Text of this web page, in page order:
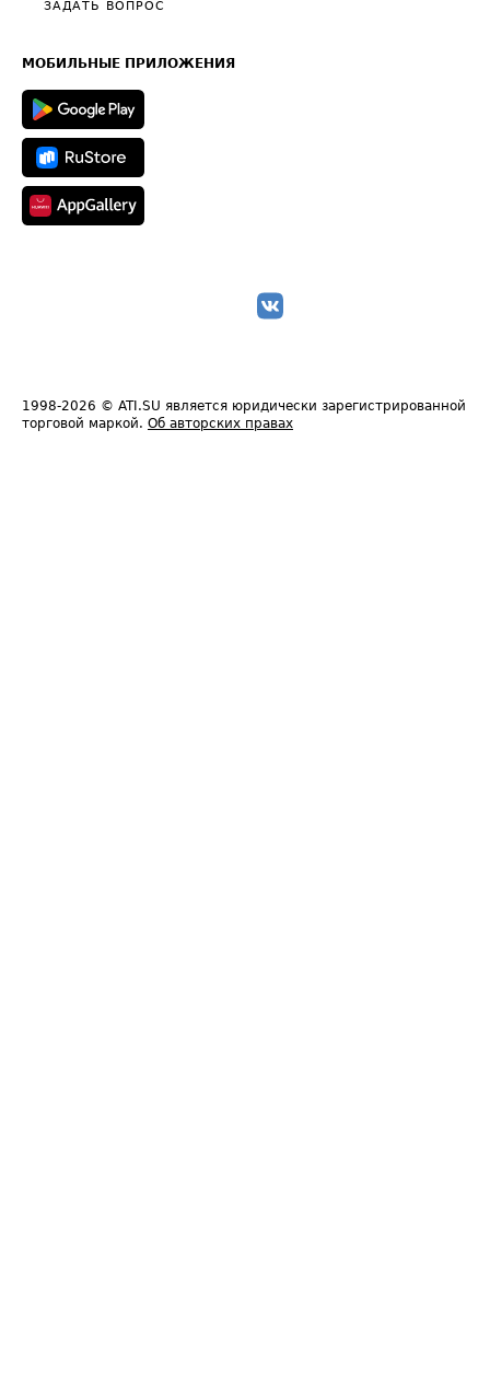
Общие положения
Техническая информация
ЗАДАТЬ ВОПРОС
МОБИЛЬНЫЕ ПРИЛОЖЕНИЯ
1998-2026 © ATI.SU является юридически зарегистрированной
торговой маркой. Об авторских правах